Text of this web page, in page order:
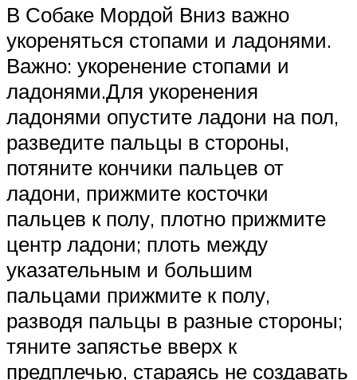
В Собаке Мордой Вниз важно
укореняться стопами и ладонями.
Важно: укоренение стопами и
ладонями.Для укоренения
ладонями опустите ладони на пол,
разведите пальцы в стороны,
потяните кончики пальцев от
ладони, прижмите косточки
пальцев к полу, плотно прижмите
центр ладони; плоть между
указательным и большим
пальцами прижмите к полу,
разводя пальцы в разные стороны;
тяните запястье вверх к
предплечью, стараясь не создавать